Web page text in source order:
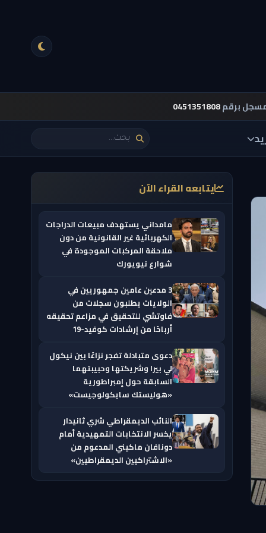
برقم0451351808
يتابعه القراء الآن
مامداني يستهدف مبيعات الدراجات
الكهربائية غير القانونية من دون
ملاحقة المركبات الموجودة في
شوارع نيويورك
3 مدعين عامين جمهوريين في
الولايات يطلبون سجلات من
فاوتشي للتحقيق في مزاعم تحقيقه
أرباحًا من إرشادات كوفيد-19
دعوى متبادلة تفجر نزاعًا بين نيكول
لي بيرا وشريكتها وحبيبتهما
السابقة حول إمبراطورية
«هوليستك سايكولوجيست»
النائب الديمقراطي شري ثانيدار
يخسر الانتخابات التمهيدية أمام
دونافان ماكيني المدعوم من
«الاشتراكيين الديمقراطيين»